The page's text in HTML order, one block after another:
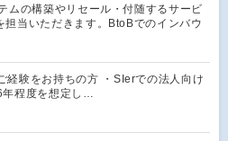
ムの構築やリセール・付随するサービ
担当いただきます。BtoBでのインバウ
経験をお持ちの方 ・SIerでの法人向け
年程度を想定し…